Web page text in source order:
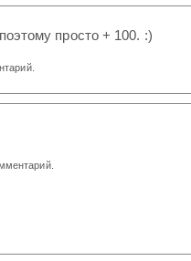
просто + 100. :)